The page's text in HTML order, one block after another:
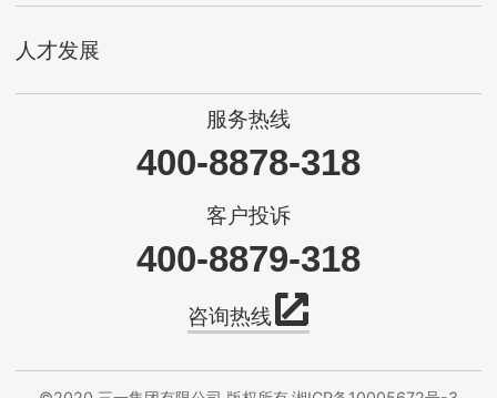
人才发展
服务热线
400-8878-318
客户投诉
400-8879-318
咨询热线